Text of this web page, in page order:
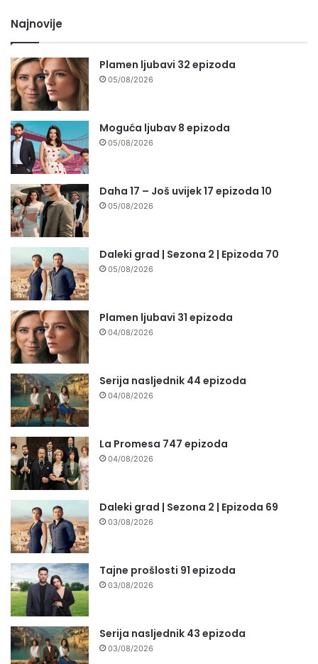
Najnovije
Plamen ljubavi 32 epizoda
05/08/2026
Moguća ljubav 8 epizoda
05/08/2026
Daha 17 – Još uvijek 17 epizoda 10
05/08/2026
Daleki grad | Sezona 2 | Epizoda 70
05/08/2026
Plamen ljubavi 31 epizoda
04/08/2026
Serija nasljednik 44 epizoda
04/08/2026
La Promesa 747 epizoda
04/08/2026
Daleki grad | Sezona 2 | Epizoda 69
03/08/2026
Tajne prošlosti 91 epizoda
03/08/2026
Serija nasljednik 43 epizoda
03/08/2026